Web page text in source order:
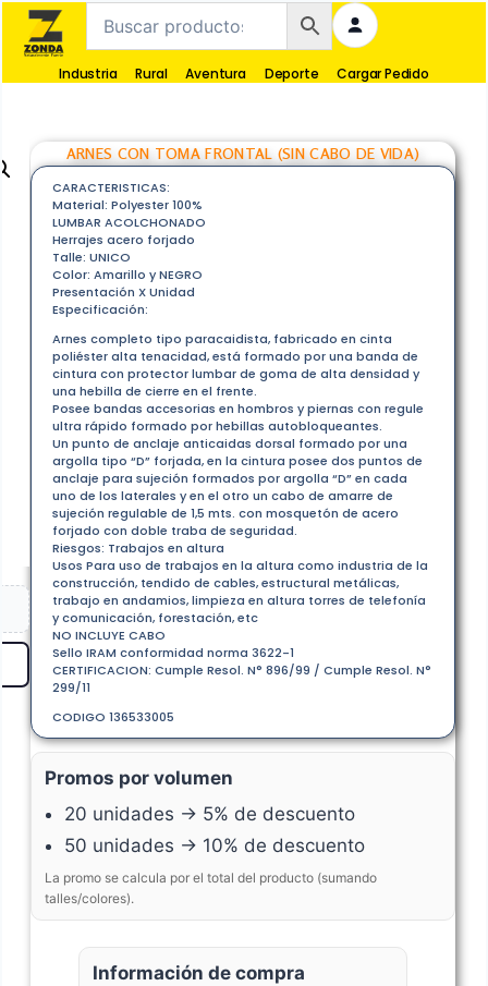
Industria Rural Aventura Deporte Cargar Pedido
ARNES CON TOMA FRONTAL (SIN CABO DE VIDA)
CARACTERISTICAS:
Material: Polyester 100%
LUMBAR ACOLCHONADO
Herrajes acero forjado
Talle: UNICO
Color: Amarillo y NEGRO
Presentación X Unidad
Especificación:
Arnes completo tipo paracaidista, fabricado en cinta
poliéster alta tenacidad, está formado por una banda de
cintura con protector lumbar de goma de alta densidad y
una hebilla de cierre en el frente.
Posee bandas accesorias en hombros y piernas con regule
ultra rápido formado por hebillas autobloqueantes.
Un punto de anclaje anticai­das dorsal formado por una
argolla tipo “D” forjada, en la cintura posee dos puntos de
anclaje para sujeción formados por argolla “D” en cada
uno de los laterales y en el otro un cabo de amarre de
sujeción regulable de 1,5 mts. con mosquetón de acero
forjado con doble traba de seguridad.
Riesgos: Trabajos en altura
Usos Para uso de trabajos en la altura como industria de la
construcción, tendido de cables, estructural metálicas,
trabajo en andamios, limpieza en altura torres de telefonía
y comunicación, forestación, etc
NO INCLUYE CABO
Sello IRAM conformidad norma 3622-1
CERTIFICACION: Cumple Resol. N° 896/99 / Cumple Resol. N°
299/11
CODIGO 136533005
Promos por volumen
20 unidades → 5% de descuento
50 unidades → 10% de descuento
La promo se calcula por el total del producto (sumando
talles/colores).
Información de compra